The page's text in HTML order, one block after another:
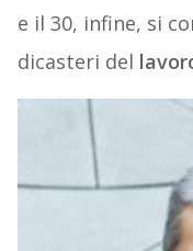
e il 30, infine, si
dicasteri del